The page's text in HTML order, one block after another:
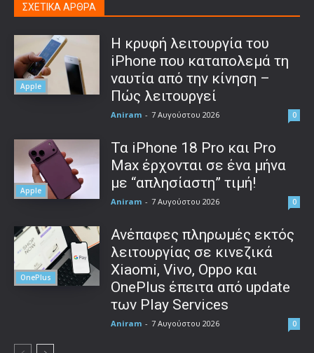
ΣΧΕΤΙΚΑ ΑΡΘΡΑ
Apple
Η κρυφή λειτουργία του
iPhone που καταπολεμά τη
ναυτία από την κίνηση –
Πώς λειτουργεί
Aniram - 7 Αυγούστου 2026 0
Apple
Τα iPhone 18 Pro και Pro
Max έρχονται σε ένα μήνα
με “απλησίαστη” τιμή!
Aniram - 7 Αυγούστου 2026 0
OnePlus
Ανέπαφες πληρωμές εκτός
λειτουργίας σε κινεζικά
Xiaomi, Vivo, Oppo και
OnePlus έπειτα από update
των Play Services
Aniram - 7 Αυγούστου 2026 0